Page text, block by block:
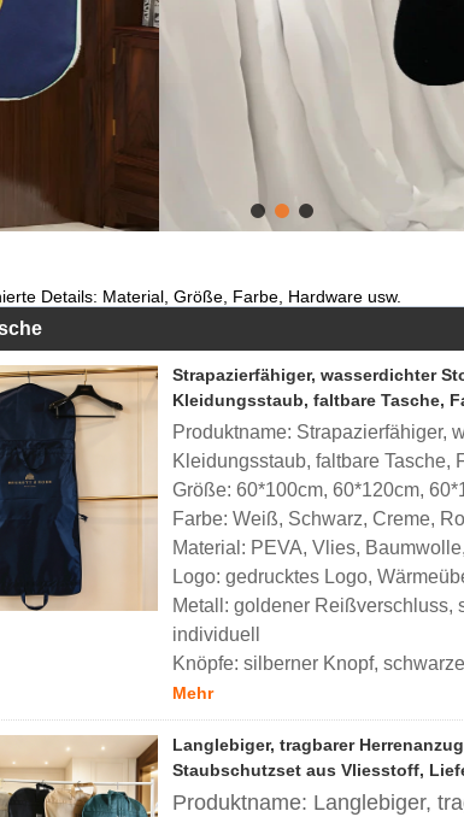
Klicken Sie hier, um mehr zu
Details: Material, Größe, Farbe, Hardware usw.
Strapazierfähiger, wasserdichter
Kleidungsstaub, faltbare Tasche,
Produktname: Strapazierfähiger,
Kleidungsstaub, faltbare Tasche,
Größe: 60*100cm, 60*120cm,
Farbe: Weiß, Schwarz, Creme,
Material: PEVA, Vlies,
Logo: gedrucktes Logo,
Metall: goldener
individuell
Knöpfe: silberner Knopf,
Mehr
Langlebiger, tragbarer
Staubschutzset aus Vliesstoff,
Produktname: Langlebiger,